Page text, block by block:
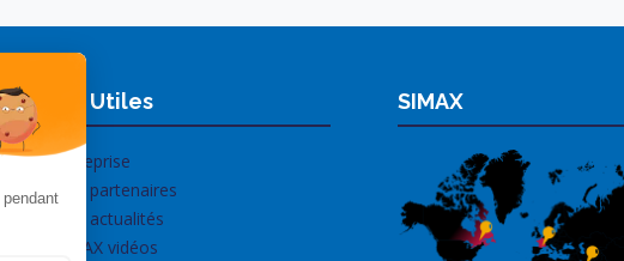
Liens Utiles
Entreprise
Nos partenaires
Nos actualités
SIMAX vidéos
SIMAX